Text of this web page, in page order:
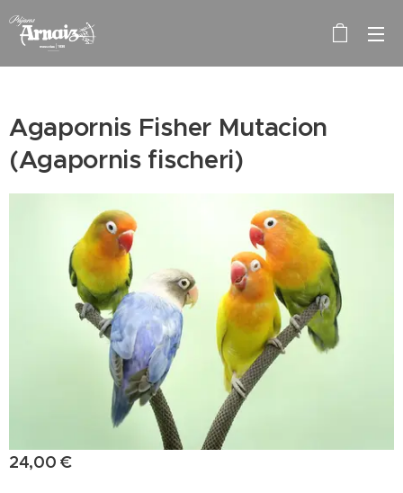
Agapornis Fisher Mutacion
(Agapornis fischeri)
24,00 €